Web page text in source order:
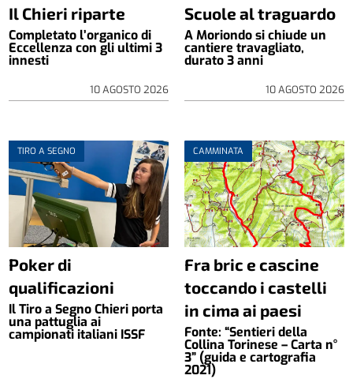
Il Chieri riparte
Completato l’organico di
Eccellenza con gli ultimi 3
innesti
10 AGOSTO 2026
Scuole al traguardo
A Moriondo si chiude un
cantiere travagliato,
durato 3 anni
10 AGOSTO 2026
TIRO A SEGNO
Poker di
qualificazioni
Il Tiro a Segno Chieri porta
una pattuglia ai
campionati italiani ISSF
CAMMINATA
Fra bric e cascine
toccando i castelli
in cima ai paesi
Fonte: “Sentieri della
Collina Torinese – Carta n°
3” (guida e cartografia
2021)